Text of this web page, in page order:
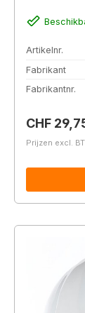
Artikelnr.
Fabrikant
Fabrikantnr.
Normale
CHF
Prijzen excl.